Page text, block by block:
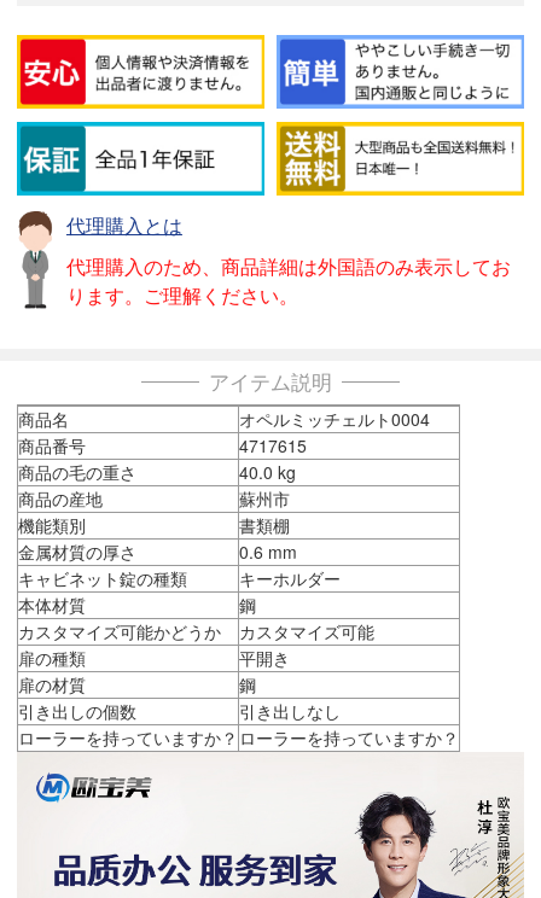
代理購入とは
代理購入のため、商品詳細は外国語のみ表示してお
ります。ご理解ください。
アイテム説明
商品名
オペルミッチェルト0004
商品番号
4717615
商品の毛の重さ
40.0 kg
商品の産地
蘇州市
機能類別
書類棚
金属材質の厚さ
0.6 mm
キャビネット錠の種類
キーホルダー
本体材質
鋼
カスタマイズ可能かどうか
カスタマイズ可能
扉の種類
平開き
扉の材質
鋼
引き出しの個数
引き出しなし
ローラーを持っていますか？ ローラーを持っていますか？